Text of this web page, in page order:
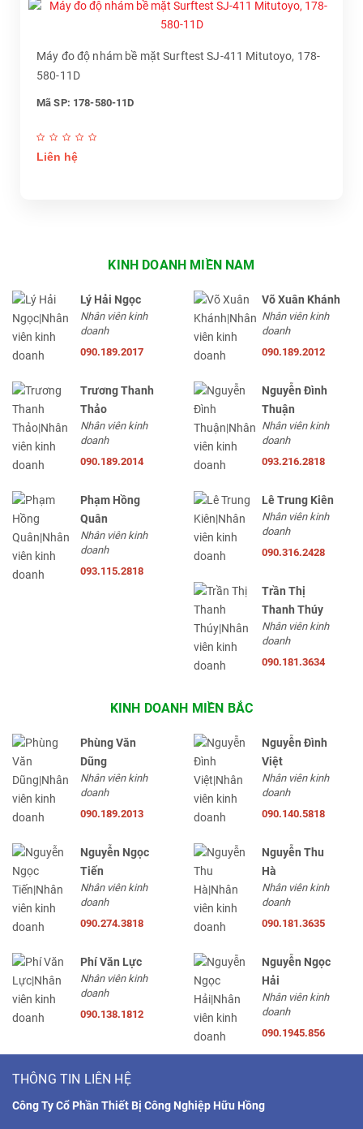
Máy đo độ nhám bề mặt Surftest SJ-411 Mitutoyo, 178-
580-11D
Mã SP: 178-580-11D
Liên hệ
KINH DOANH MIỀN NAM
Lý Hải Ngọc
Nhân viên kinh
doanh
090.189.2017
Võ Xuân Khánh
Nhân viên kinh
doanh
090.189.2012
Trương Thanh
Thảo
Nhân viên kinh
doanh
090.189.2014
Nguyễn Đình
Thuận
Nhân viên kinh
doanh
093.216.2818
Phạm Hồng
Quân
Nhân viên kinh
doanh
093.115.2818
Lê Trung Kiên
Nhân viên kinh
doanh
090.316.2428
Trần Thị
Thanh Thúy
Nhân viên kinh
doanh
090.181.3634
KINH DOANH MIỀN BẮC
Phùng Văn
Dũng
Nhân viên kinh
doanh
090.189.2013
Nguyễn Đình
Việt
Nhân viên kinh
doanh
090.140.5818
Nguyễn Ngọc
Tiến
Nhân viên kinh
doanh
090.274.3818
Nguyễn Thu
Hà
Nhân viên kinh
doanh
090.181.3635
Phí Văn Lực
Nhân viên kinh
doanh
090.138.1812
Nguyễn Ngọc
Hải
Nhân viên kinh
doanh
090.1945.856
THÔNG TIN LIÊN HỆ
Công Ty Cổ Phần Thiết Bị Công Nghiệp Hữu Hồng